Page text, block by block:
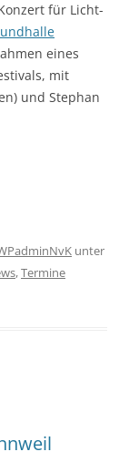
für Licht-
eines
mit
und Stephan
unter
,Termine